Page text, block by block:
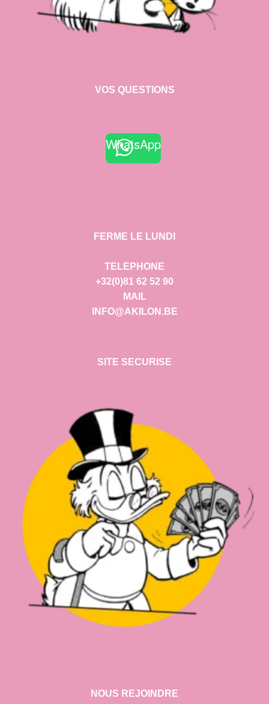
VOS QUESTIONS
WhatsApp
FERME LE LUNDI
TELEPHONE
+32(0)81 62 52 90
MAIL
INFO@AKILON.BE
SITE SECURISE
NOUS REJOINDRE